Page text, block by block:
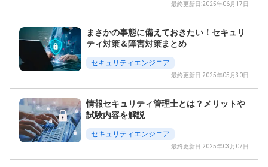
最終更新日:2025年06月17日
まさかの事態に備えておきたい！セキュリ
ティ対策＆障害対策まとめ
セキュリティエンジニア
最終更新日:2025年05月30日
情報セキュリティ管理士とは？メリットや
試験内容を解説
セキュリティエンジニア
最終更新日:2025年03月07日